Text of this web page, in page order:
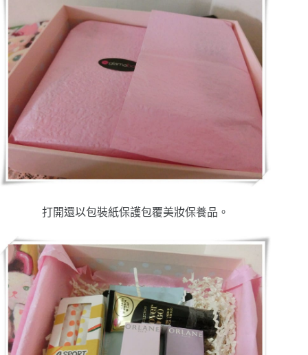
打開還以包裝紙保護包覆美妝保養品。